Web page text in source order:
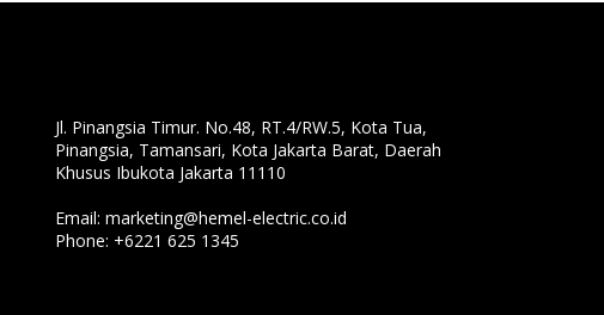
Jl. Pinangsia Timur. No.48, RT.4/RW.5, Kota Tua,
Pinangsia, Tamansari, Kota Jakarta Barat, Daerah
Khusus Ibukota Jakarta 11110
Email: marketing@hemel-electric.co.id
Phone: +6221 625 1345